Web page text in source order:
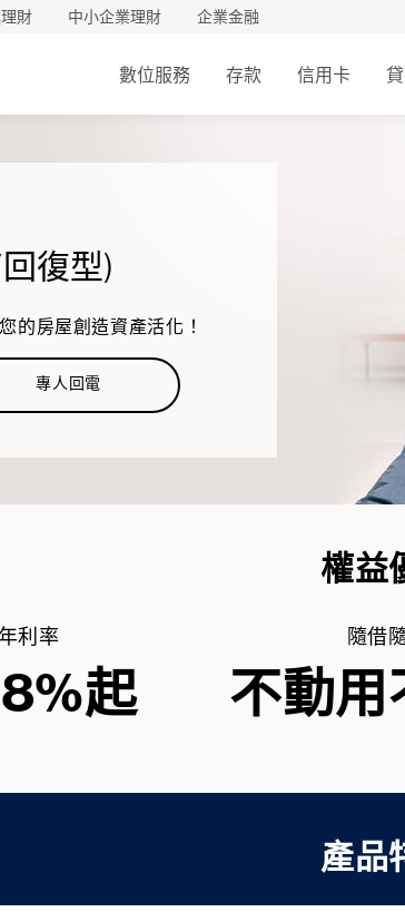
財 中小企業理財 企業金融
數位服務 存款 信用卡
復型)
的房屋創造資產活化！
專人回電
權益
利率
起
隨借
不動用
產品